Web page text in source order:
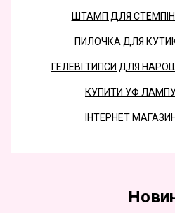
ШТАМП ДЛЯ
ПИЛОЧКА ДЛЯ
ГЕЛЕВІ ТИПСИ ДЛЯ
КУПИТИ УФ ЛАМПУ
ІНТЕРНЕТ